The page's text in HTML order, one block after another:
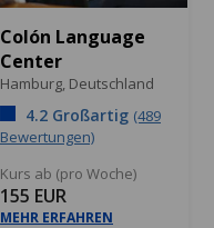
Colón Language
Center
Hamburg, Deutschland
4.2 Großartig (489
Bewertungen)
Kurs ab (pro Woche)
155 EUR
MEHR ERFAHREN